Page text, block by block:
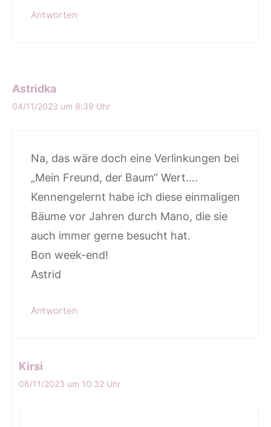
Antworten
Astridka
04/11/2023 um 8:39 Uhr
Na, das wäre doch eine Verlinkungen bei
„Mein Freund, der Baum“ Wert….
Kennengelernt habe ich diese einmaligen
Bäume vor Jahren durch Mano, die sie
auch immer gerne besucht hat.
Bon week-end!
Astrid
Antworten
Kirsi
06/11/2023 um 10:32 Uhr